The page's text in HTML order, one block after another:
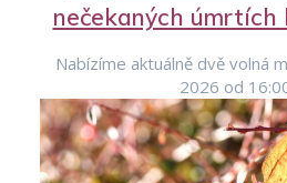
nečekaných úmrtích
Nabízíme aktuálně dvě volná
2026 od